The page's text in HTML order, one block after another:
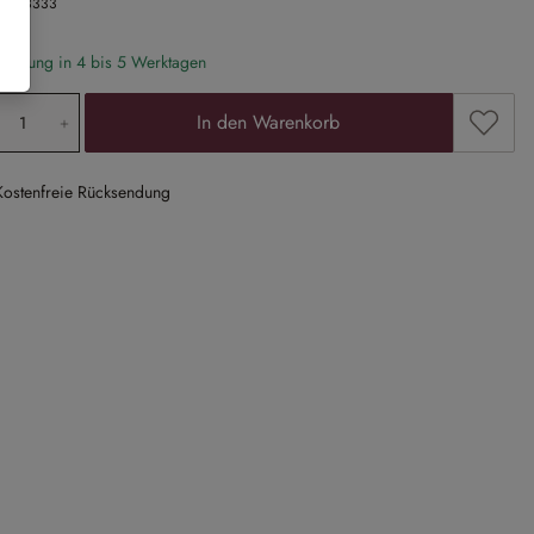
in 4 bis 5 Werktagen
Anzahl: Gib den gewünschten
In den Warenkorb Zum
Rücksendung